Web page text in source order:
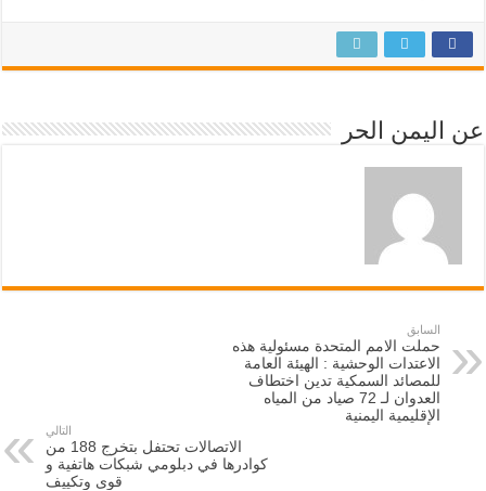
عن اليمن الحر
السابق
حملت الامم المتحدة مسئولية هذه
الاعتدات الوحشية : الهيئة العامة
للمصائد السمكية تدين اختطاف
العدوان لـ 72 صياد من المياه
الإقليمية اليمنية
التالي
الاتصالات تحتفل بتخرج 188 من
كوادرها في دبلومي شبكات هاتفية و
قوى وتكييف